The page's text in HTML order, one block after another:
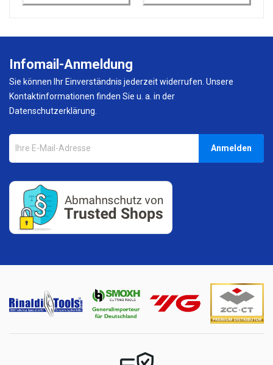
Infomail-Anmeldung
Sie können Ihr Einverständnis jederzeit widerrufen. Unsere
Kontaktinformationen finden Sie u. a. in der
Datenschutzerklärung.